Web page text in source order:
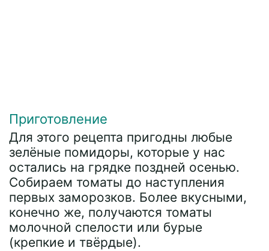
Приготовление
Для этого рецепта пригодны любые
зелёные помидоры, которые у нас
остались на грядке поздней осенью.
Собираем томаты до наступления
первых заморозков. Более вкусными,
конечно же, получаются томаты
молочной спелости или бурые
(крепкие и твёрдые).